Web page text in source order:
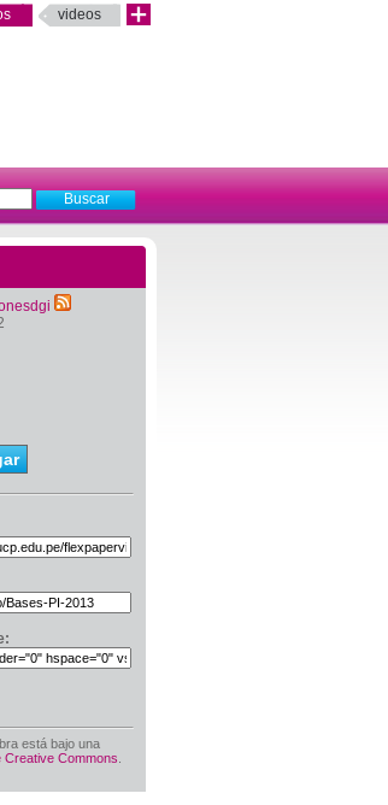
videos
está bajo una
Creative Commons